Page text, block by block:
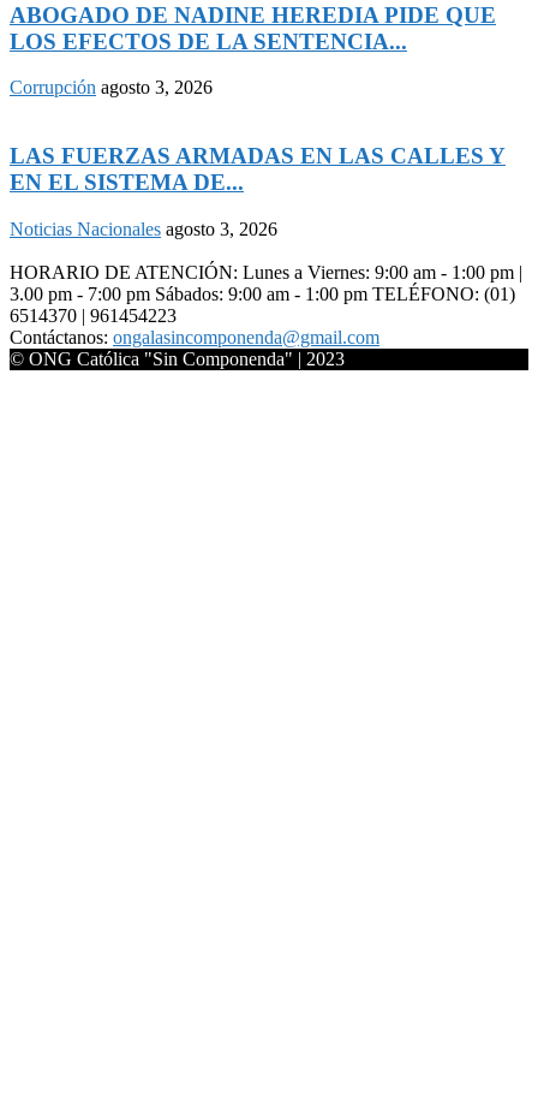
ABOGADO DE NADINE HEREDIA PIDE QUE
LOS EFECTOS DE LA SENTENCIA...
Corrupción agosto 3, 2026
LAS FUERZAS ARMADAS EN LAS CALLES Y
EN EL SISTEMA DE...
Noticias Nacionales agosto 3, 2026
HORARIO DE ATENCIÓN: Lunes a Viernes: 9:00 am - 1:00 pm |
3.00 pm - 7:00 pm Sábados: 9:00 am - 1:00 pm TELÉFONO: (01)
6514370 | 961454223
Contáctanos: ongalasincomponenda@gmail.com
© ONG Católica "Sin Componenda" | 2023